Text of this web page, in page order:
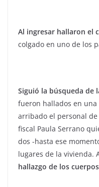
Al ingresar hallaron el
colgado en uno de los
Siguió la búsqueda de
fueron hallados en
arribado el personal de
fiscal Paula Serrano
dos -hasta ese
lugares de la vivienda.
hallazgo de los